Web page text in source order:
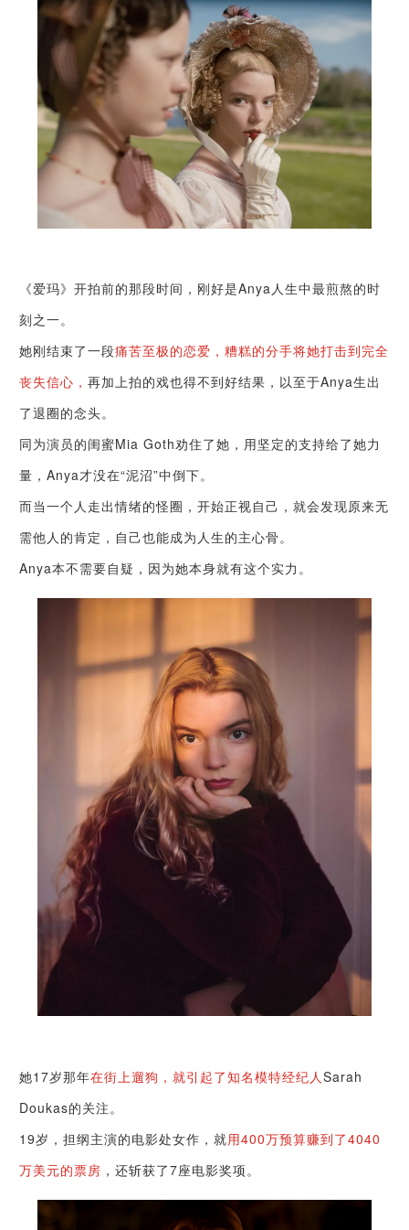
《爱玛》开拍前的那段时间，刚好是Anya人生中最煎熬的时
刻之一。
她刚结束了一段痛苦至极的恋爱，糟糕的分手将她打击到完全
丧失信心，再加上拍的戏也得不到好结果，以至于Anya生出
了退圈的念头。
同为演员的闺蜜Mia Goth劝住了她，用坚定的支持给了她力
量，Anya才没在“泥沼”中倒下。
而当一个人走出情绪的怪圈，开始正视自己，就会发现原来无
需他人的肯定，自己也能成为人生的主心骨。
Anya本不需要自疑，因为她本身就有这个实力。
她17岁那年在街上遛狗，就引起了知名模特经纪人Sarah
Doukas的关注。
19岁，担纲主演的电影处女作，就用400万预算赚到了4040
万美元的票房 ，还斩获了7座电影奖项。